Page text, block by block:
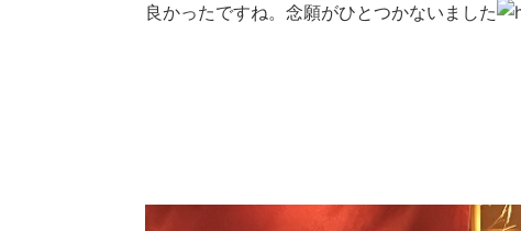
良かったですね。念願がひとつかないました